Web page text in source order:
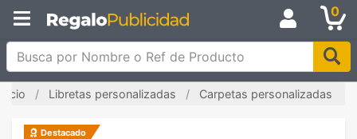
0
Busca por Nombre o Ref de Producto
Libretas personalizadas Carpetas personalizadas
Destacado